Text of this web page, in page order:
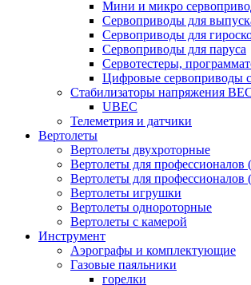
Мини и микро
Сервоприводы для
Сервоприводы для
Сервоприводы для паруса
Сервотестеры,
Цифровые сервоприводы
Стабилизаторы напряжения
UBEC
Телеметрия и датчики
Вертолеты
Вертолеты двухроторные
Вертолеты для
Вертолеты для
Вертолеты игрушки
Вертолеты однороторные
Вертолеты с камерой
Инструмент
Аэрографы и комплектующие
Газовые паяльники
горелки